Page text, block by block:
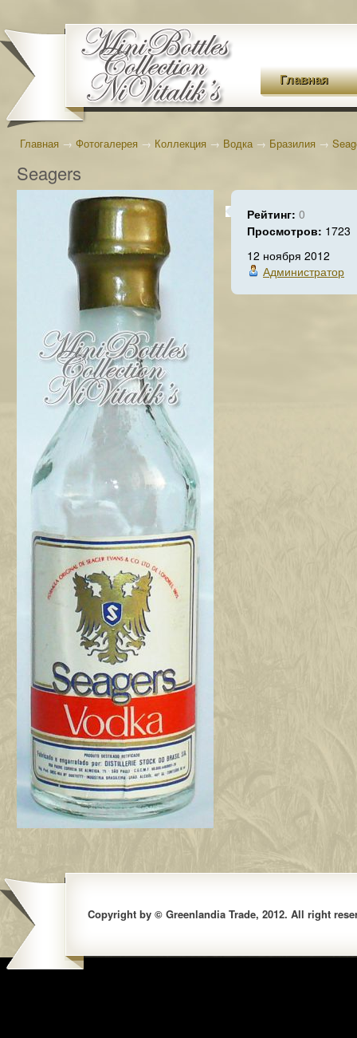
Главная
Главная → Фотогалерея → Коллекция → Водка→ Бразилия →
Seagers
Рейтинг: 0
Просмотров: 1723
12 ноября 2012
Администратор
Copyright by © Greenlandia Trade, 2012. All right